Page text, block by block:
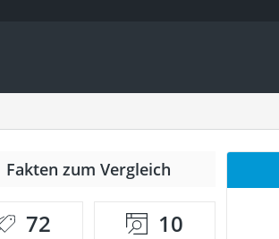
Fakten zum Vergleich
72 10